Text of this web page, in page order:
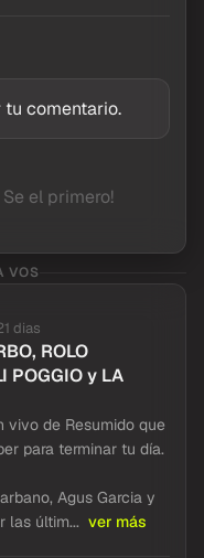
tu comentario.
el primero!
VOS
dias
ROLO
POGGIO y LA
vivo de Resumido que
para terminar tu día.
Agus Garcia y
las últim... ver más